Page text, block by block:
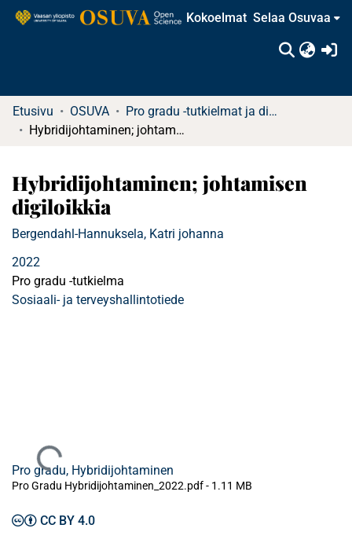
Kokoelmat Selaa Osuvaa
Etusivu OSUVA
Pro gradu -tutkielmat ja diplomityöt
Hybridijohtaminen; johtamisen digiloikkia
Hybridijohtaminen; johtamisen
digiloikkia
Bergendahl-Hannuksela, Katri johanna
2022
Pro gradu -tutkielma
Sosiaali- ja terveyshallintotiede
Ladataan...
Pro gradu, Hybridijohtaminen
Pro Gradu Hybridijohtaminen_2022.pdf - 1.11 MB
CC BY 4.0